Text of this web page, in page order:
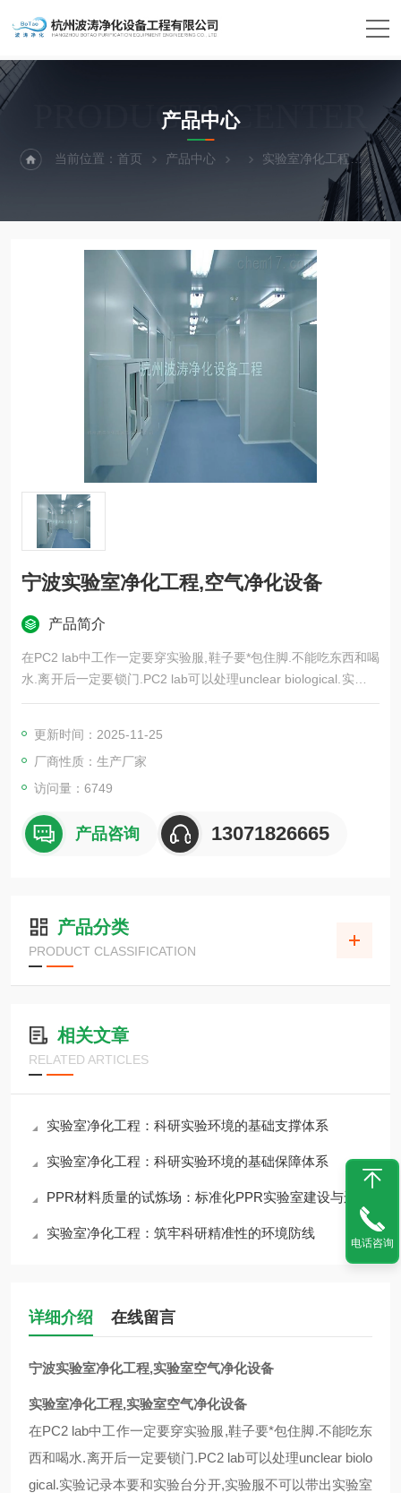
PRODUCTS CENTER
产品中心
当前位置：首页 产品中心 实验室净化工程 宁
宁波实验室净化工程,空气净化设备
产品简介
在PC2 lab中工作一定要穿实验服,鞋子要*包住脚.不能吃东西和喝
水.离开后一定要锁门.PC2 lab可以处理unclear biological.实验记
录本要和实验台分开,实验服不可以带出实验室（除非拿去洗）.P
更新时间：2025-11-25
厂商性质：生产厂家
访问量：6749
产品咨询 13071826665
产品分类
PRODUCT CLASSIFICATION
相关文章
RELATED ARTICLES
实验室净化工程：科研实验环境的基础支撑体系
实验室净化工程：科研实验环境的基础保障体系
PPR材料质量的试炼场：标准化PPR实验室建设与运行价值
实验室净化工程：筑牢科研精准性的环境防线
详细介绍 在线留言
宁波实验室净化工程,实验室空气净化设备
实验室净化工程,实验室空气净化设备
在PC2 lab中工作一定要穿实验服,鞋子要*包住脚.不能吃东
西和喝水.离开后一定要锁门.PC2 lab可以处理unclear biolo
gical.实验记录本要和实验台分开,实验服不可以带出实验室
电话咨询